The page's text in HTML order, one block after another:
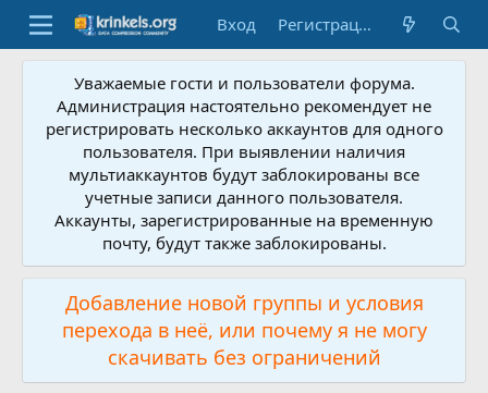
Вход Регистрация
Уважаемые гости и пользователи форума.
Администрация настоятельно рекомендует не
регистрировать несколько аккаунтов для одного
пользователя. При выявлении наличия
мультиаккаунтов будут заблокированы все
учетные записи данного пользователя.
Аккаунты, зарегистрированные на временную
почту, будут также заблокированы.
Добавление новой группы и условия
перехода в неё, или почему я не могу
скачивать без ограничений